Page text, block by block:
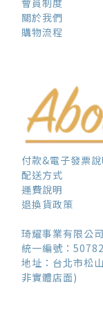
會員制度
關於我們
購物流程
付款&電子發票說
配送方式
運費說明
退換貨政策
琦耀事業有限公司
統一編號：
地址：台北市松
非實體店面)